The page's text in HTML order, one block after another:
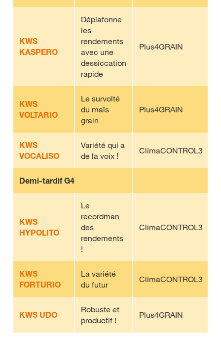
KWS
KASPERO
Déplafonne
les
rendements
avec une
dessiccation
rapide
Plus4GRAIN
KWS
VOLTARIO
Le survolté
du maïs
grain
Plus4GRAIN
KWS
VOCALISO
Variété qui a
de la voix !
ClimaCONTROL3
Demi-tardif G4
KWS
HYPOLITO
Le
recordman
des
rendements
!
ClimaCONTROL3
KWS
FORTURIO
La variété
du futur
ClimaCONTROL3
KWS UDO
Robuste et
productif !
Plus4GRAIN